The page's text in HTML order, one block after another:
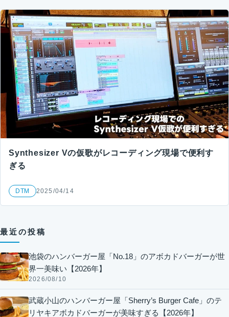
Synthesizer Vの仮歌がレコーディング現場で便利す
ぎる
DTM 2025/04/14
最近の投稿
池袋のハンバーガー屋「No.18」のアボカドバーガーが世
界一美味い【2026年】
2026/08/10
武蔵小山のハンバーガー屋「Sherry’s Burger Cafe」のテ
リヤキアボカドバーガーが美味すぎる【2026年】